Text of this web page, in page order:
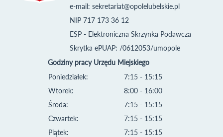
e-mail: sekretariat@opolelubelskie.pl
NIP 717 173 36 12
ESP - Elektroniczna Skrzynka Podawcza
Skrytka ePUAP: /0612053/umopole
Godziny pracy Urzędu Miejskiego
Poniedziałek:
Wtorek:
Środa:
Czwartek:
Piątek:
7:15 - 15:15
8:00 - 16:00
7:15 - 15:15
7:15 - 15:15
7:15 - 15:15